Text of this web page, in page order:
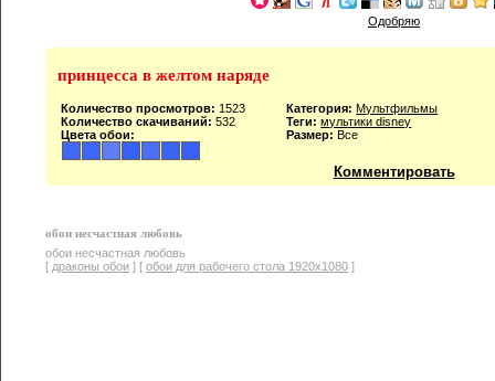
Одобряю
принцесса в желтом наряде
Количество просмотров: 1523
Количество скачиваний: 532
Цвета обои:
Категория: Мультфильмы
Теги: мультики disney
Размер: Все
Комментировать
обои несчастная любовь
обои несчастная любовь
[ драконы обои ] [ обои для рабочего стола 1920х1080 ]